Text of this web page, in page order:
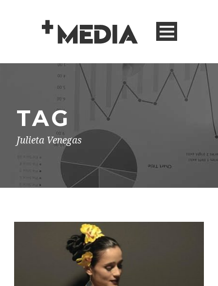
TAG
Julieta Venegas